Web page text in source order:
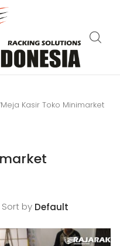
Kasir Toko Minimarket
Sort by